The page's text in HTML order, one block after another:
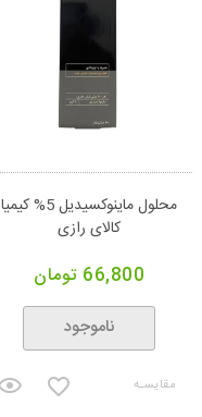
محلول ماینوکسیدیل 5% کیمیا
کالای رازی
66,800 تومان
ناموجود
مقایسـه